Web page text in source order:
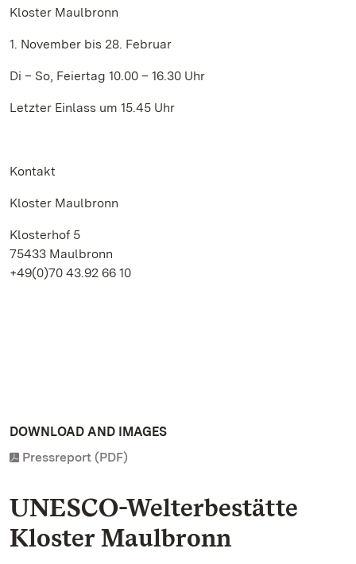
Kloster Maulbronn
1. November bis 28. Februar
Di – So, Feiertag 10.00 – 16.30 Uhr
Letzter Einlass um 15.45 Uhr
Kontakt
Kloster Maulbronn
Klosterhof 5
75433 Maulbronn
+49(0)70 43.92 66 10
DOWNLOAD AND IMAGES
Pressreport (PDF)
UNESCO-Welterbestätte
Kloster Maulbronn